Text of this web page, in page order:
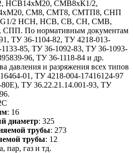
НСВ14хМ20, СМВ8хК1/2,
СМ8, СМТ8, СМТП8, СНП
2 НСН, НСВ, СВ, СН, СМВ,
По нормативным документам
ТУ 36-1104-82, ТУ 4218-013-
85, ТУ 36-1092-83, ТУ 36-1093-
96, ТУ 36-1118-84 и др.
давления и разряжения всех типов
01, ТУ 4218-004-17416124-97
ТУ 36.22.21.14.001-93, ТУ
: 16
диаметр: 325
трубы: 273
трубы: 12
пар, газ и тд.